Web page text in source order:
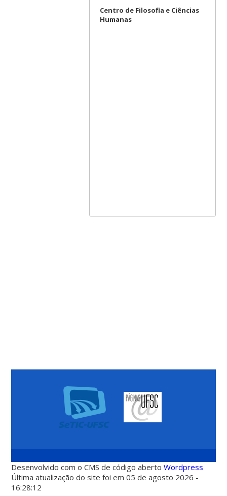
Centro de Filosofia e Ciências
Humanas
Desenvolvido com o CMS de código abertoWordpress
Última atualização do site foi em 05 de agosto 2026 -
16:28:12